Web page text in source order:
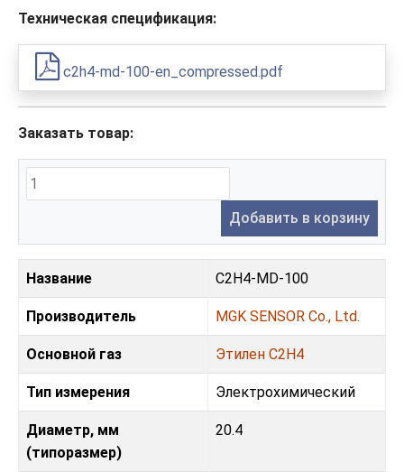
Техническая спецификация:
c2h4-md-100-en_compressed.pdf
Заказать товар:
Добавить в корзину
Название C2H4-MD-100
Производитель MGK SENSOR Co., Ltd.
Основной газ Этилен С2H4
Тип измерения Электрохимический
Диаметр, мм
(типоразмер)
20.4